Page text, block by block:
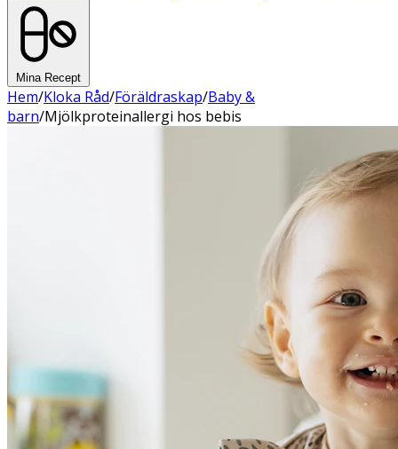
Mina Recept
Hem/Kloka Råd/Föräldraskap/Baby &
barn/Mjölkproteinallergi hos bebis